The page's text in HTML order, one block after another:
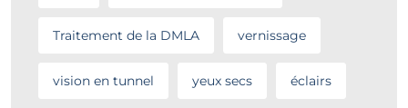
Traitement de la DMLA vernissage
vision en tunnel yeux secs éclairs